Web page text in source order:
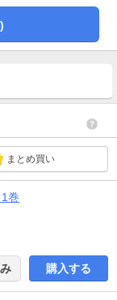
まとめ買い
巻
購入する